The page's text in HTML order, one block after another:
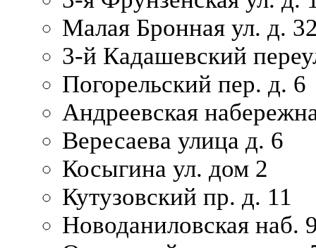
Малая Бронная ул. д.
3-й Кадашевский
Погорельский пер. д. 6
Андреевская
Вересаева улица д. 6
Косыгина ул. дом 2
Кутузовский пр. д. 11
Новоданиловская наб.